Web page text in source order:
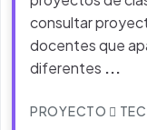
consultar
docentes que
diferentes ...
PROYECTO